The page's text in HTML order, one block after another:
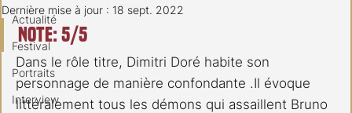
Actualité
Festival
Portraits
Interview
Dernière mise à jour : 18 sept. 2022
Note: 5/5
Dans le rôle titre, Dimitri Doré habite son
personnage de manière confondante .Il évoque
littéralement tous les démons qui assaillent Bruno